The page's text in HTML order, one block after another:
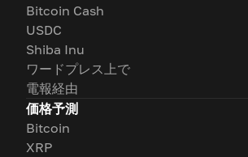
Bitcoin Cash
USDC
Shiba Inu
ワードプレス上で
電報経由
価格予測
Bitcoin
XRP